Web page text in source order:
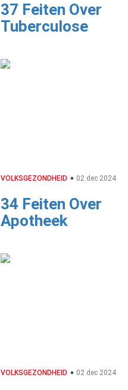
37 Feiten Over
Tuberculose
VOLKSGEZONDHEID 02 dec 2024
34 Feiten Over
Apotheek
VOLKSGEZONDHEID 02 dec 2024